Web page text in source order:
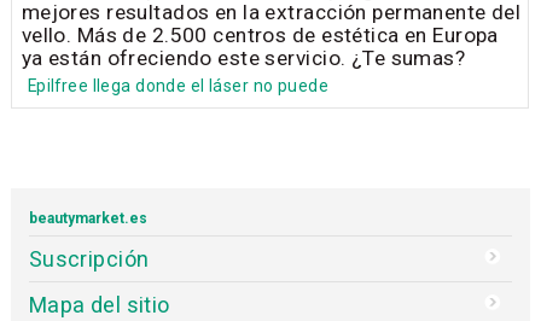
mejores resultados en la extracción permanente del
vello. Más de 2.500 centros de estética en Europa
ya están ofreciendo este servicio. ¿Te sumas?
Epilfree llega donde el láser no puede
beautymarket.es
Suscripción
Mapa del sitio